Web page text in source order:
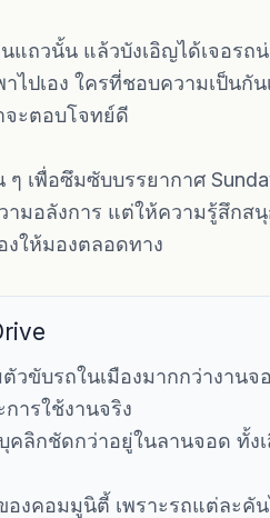
แถวนั้น แล้วบังเอิญได้เจอรถ
ไปเอง ใครที่ชอบความเป็นกั
จะตอบโจทย์ดี
ๆ เพื่อซึมซับบรรยากาศ
ามอลังการ แต่ให้ความรู้สึกส
ให้มองตลอดทาง
วขับรถในเมืองมากกว่างาน
ารใช้งานจริง
คลิกชัดกว่าอยู่ในลานจอด ทั้ง
งคอมมูนิตี้ เพราะรถแต่ละคัน